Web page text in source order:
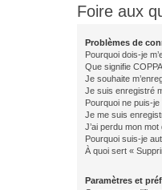
Foire aux
Problèmes de
Pourquoi dois-je
Que signifie
Je souhaite
Je suis enregistré
Pourquoi ne puis-
Je me suis
J’ai perdu mon
Pourquoi suis-je
À quoi sert «
Paramètres et